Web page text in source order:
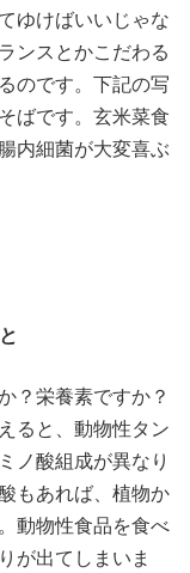
ゆけばいいじゃな
ンスとかこだわる
のです。下記の写
ばです。玄米菜食
内細菌が大変喜ぶ
？栄養素ですか？
ると、動物性タン
ノ酸組成が異なり
もあれば、植物か
動物性食品を食べ
が出てしまいま